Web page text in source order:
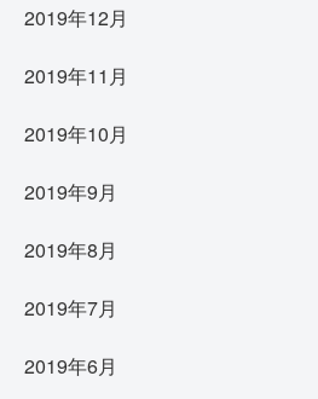
2019年12月
2019年11月
2019年10月
2019年9月
2019年8月
2019年7月
2019年6月